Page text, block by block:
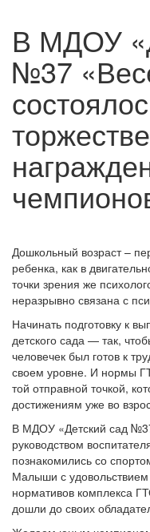
В МДОУ
№37
Дошкольный возраст –
ребенка, как в
точки зрения же
неразрывно связана с
Начинать подготовку к
детского сада — так,
человечек был готов к
своем уровне. И нормы
той отправной точкой,
достижениям уже во
В МДОУ «Детский сад
руководством
познакомились со
Малыши с
нормативов комплекса
дошли до своих